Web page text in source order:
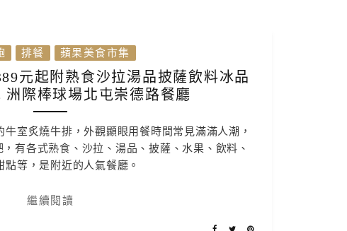
排餐 蘋果美食市集
元起附熟食沙拉湯品披薩飲料冰品
洲際棒球場北屯崇德路餐廳
室炙燒牛排，外觀顯眼用餐時間常見滿滿人潮，
有各式熟食、沙拉、湯品、披薩、水果、飲料、
點等，是附近的人氣餐廳。
繼續閱讀